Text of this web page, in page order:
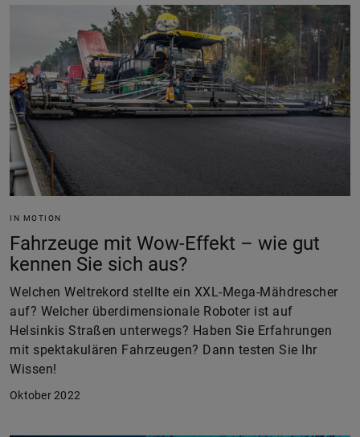
IN MOTION
Fahrzeuge mit Wow-Effekt – wie gut
kennen Sie sich aus?
Welchen Weltrekord stellte ein XXL-Mega-Mähdrescher
auf? Welcher überdimensionale Roboter ist auf
Helsinkis Straßen unterwegs? Haben Sie Erfahrungen
mit spektakulären Fahrzeugen? Dann testen Sie Ihr
Wissen!
Oktober 2022